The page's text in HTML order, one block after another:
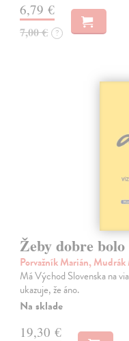
6,79 €
7,00 € ?
Žeby dobre bolo
Porvažník Marián,
Má Východ Slovenska na
ukazuje, že áno.
Na sklade
19,30 €